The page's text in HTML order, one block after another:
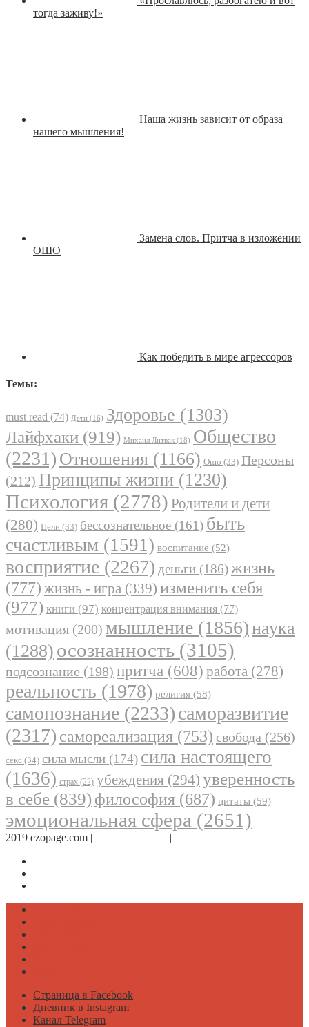
тогда заживу!»
Наша жизнь зависит от образа
нашего мышления!
Замена слов. Притча в изложении
ОШО
Как победить в мире агрессоров
Темы:
must read (74) Дети (16) Здоровье (1303)
Лайфхаки (919) Михаил Литвак (18) Общество
(2231) Отношения (1166) Ошо (33) Персоны
(212) Принципы жизни (1230)
Психология (2778) Родители и дети
(280) Цели (33) бессознательное (161) быть
счастливым (1591) воспитание (52)
восприятие (2267) деньги (186)жизнь
(777) жизнь - игра (339) изменить себя
(977) книги (97) концентрация внимания (77)
мотивация (200) мышление (1856)наука
(1288) осознанность (3105)
подсознание (198) притча (608) работа (278)
реальность (1978) религия (58)
самопознание (2233)саморазвитие
(2317) самореализация (753) свобода (256)
секс (34) сила мысли (174) сила настоящего
(1636) страх (22) убеждения (294) уверенность
в себе (839) философия (687) цитаты (59)
эмоциональная сфера (2651)
2019 ezopage.com | |
Страница в Facebook
Дневник в Instagram
Канал Telegram